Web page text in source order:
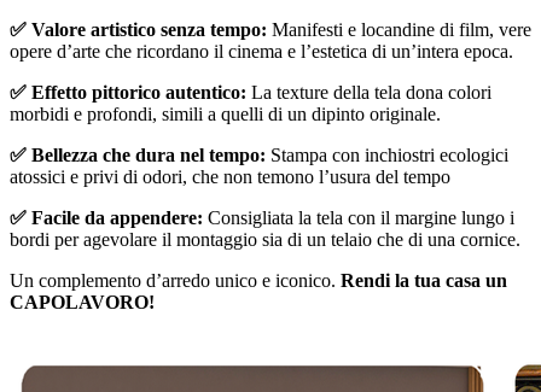
✅ Valore artistico senza tempo: Manifesti e locandine di film, vere
opere d’arte che ricordano il cinema e l’estetica di un’intera epoca.
✅ Effetto pittorico autentico: La texture della tela dona colori
morbidi e profondi, simili a quelli di un dipinto originale.
✅ Bellezza che dura nel tempo: Stampa con inchiostri ecologici
atossici e privi di odori, che non temono l’usura del tempo
✅ Facile da appendere: Consigliata la tela con il margine lungo i
bordi per agevolare il montaggio sia di un telaio che di una cornice.
Un complemento d’arredo unico e iconico. Rendi la tua casa un
CAPOLAVORO!